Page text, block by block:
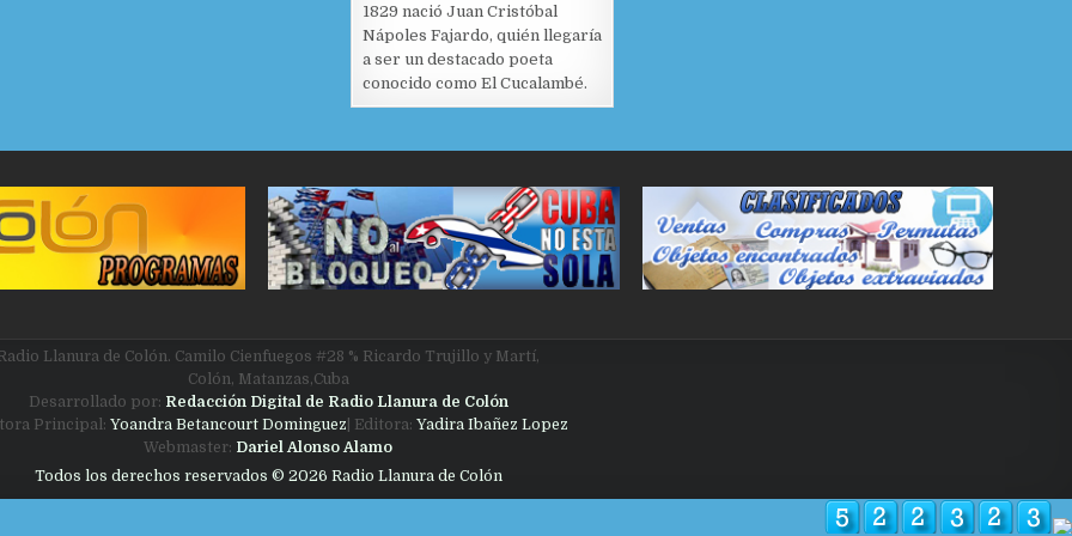
1829 nació Juan Cristóbal
Nápoles Fajardo, quién llegaría
a ser un destacado poeta
conocido como El Cucalambé.
Llanura de Colón. Camilo Cienfuegos #28 % Ricardo Trujillo y Martí,
Colón, Matanzas,Cuba
Desarrollado por: Redacción Digital de Radio Llanura de Colón
Principal: Yoandra Betancourt Dominguez | Editora: Yadira Ibañez Lopez
Webmaster: Dariel Alonso Alamo
Todos los derechos reservados © 2026 Radio Llanura de Colón